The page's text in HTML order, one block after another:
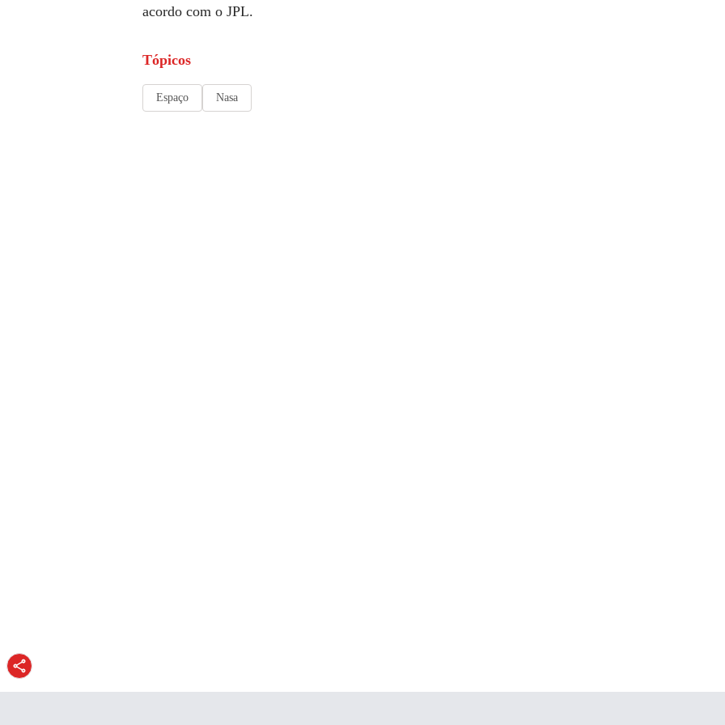
acordo com o JPL.
Tópicos
Espaço Nasa